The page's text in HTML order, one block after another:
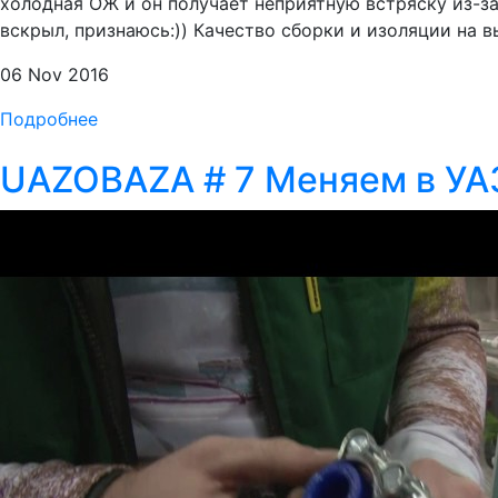
вскрыл, признаюсь:)) Качество сборки и изоляции на
06 Nov 2016
Подробнее
UAZOBAZA # 7 Меняем в